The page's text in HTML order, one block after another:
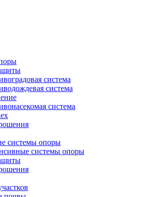
система
система
система
системы опоры
системы опоры